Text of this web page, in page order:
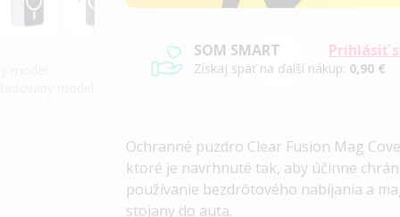
Prihlásiť
SOM SMART
Získaj späť na ďalší nákup: 0,90 €
Ochranné puzdro Clear Fusion Mag
ktoré je navrhnuté tak, aby účinne
používanie bezdrôtového nabíjania a
stojany do auta.